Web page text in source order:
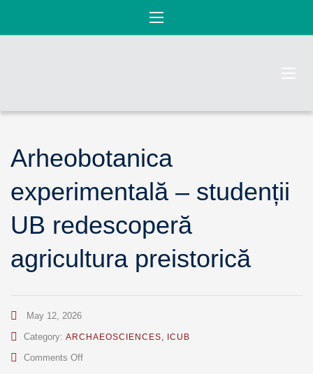
Arheobotanica
experimentală – studenții
UB redescoperă
agricultura preistorică
May 12, 2026
Category: ARCHAEOSCIENCES, ICUB
Comments Offon